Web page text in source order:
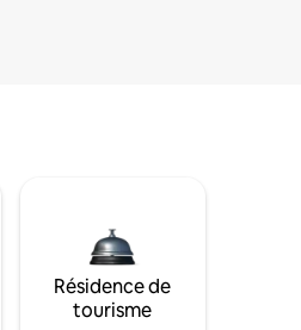
Résidence de
tourisme